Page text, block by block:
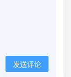
发送评论